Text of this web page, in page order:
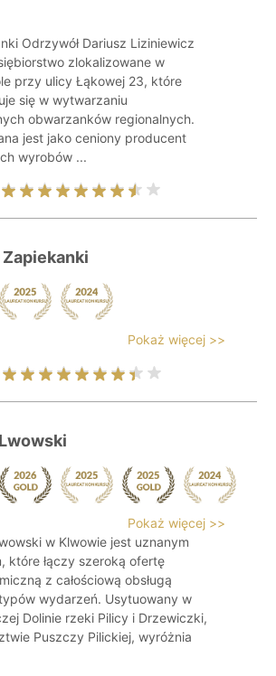
Odrzywół Dariusz Liziniewicz
zlokalizowane w
przy ulicy Łąkowej 23, które
się w wytwarzaniu
obwarzanków regionalnych.
jest jako ceniony producent
wyrobów ...
Zapiekanki
Pokaż więcej >>
Pokaż więcej >>
w Klwowie jest uznanym
które łączy szeroką ofertę
z całościową obsługą
wydarzeń. Usytuowany w
Dolinie rzeki Pilicy i Drzewiczki,
Puszczy Pilickiej, wyróżnia